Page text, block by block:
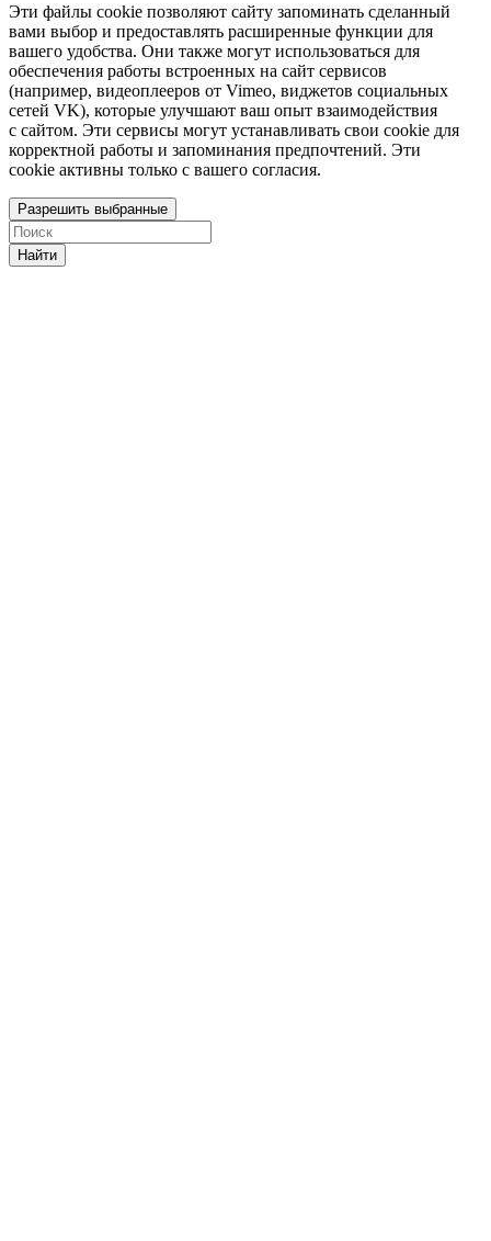
Эти файлы cookie позволяют сайту запоминать сделанный
вами выбор и предоставлять расширенные функции для
вашего удобства. Они также могут использоваться для
обеспечения работы встроенных на сайт сервисов
(например, видеоплееров от Vimeo, виджетов социальных
сетей VK), которые улучшают ваш опыт взаимодействия
с сайтом. Эти сервисы могут устанавливать свои cookie для
корректной работы и запоминания предпочтений. Эти
cookie активны только с вашего согласия.
Разрешить выбранные
Найти